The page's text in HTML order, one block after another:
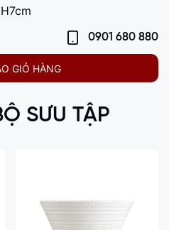
0901 680 880
GIỎ HÀNG
SƯU TẬP